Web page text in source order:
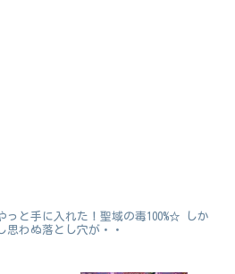
っと手に入れた！聖域の毒100%☆ しか
思わぬ落とし穴が・・